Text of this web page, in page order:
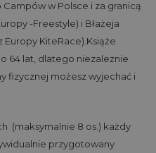
w Polsce i za granicą
-Freestyle) i Błażeja
Europy KiteRace).Książe
64 lat, dlatego niezależnie
fizycznej możesz wyjechać i
(maksymalnie 8 os.) każdy
przygotowany